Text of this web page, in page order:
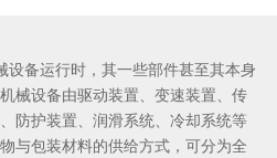
运行时，其一些部件甚至其本身
械设备由驱动装置、变速装置、传
防护装置、润滑系统、冷却系统等
与包装材料的供给方式，可分为全